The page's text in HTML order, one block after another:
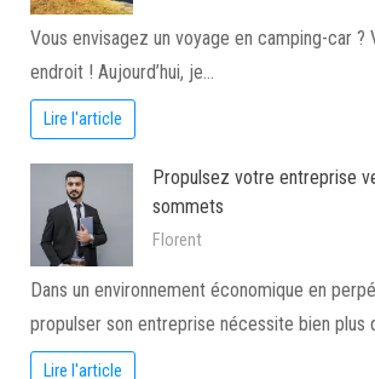
Vous envisagez un voyage en camping-car ?
endroit ! Aujourd’hui, je…
Lire l'article
Propulsez votre entreprise
sommets
Florent
Dans un environnement économique en
propulser son entreprise nécessite bien plus
Lire l'article